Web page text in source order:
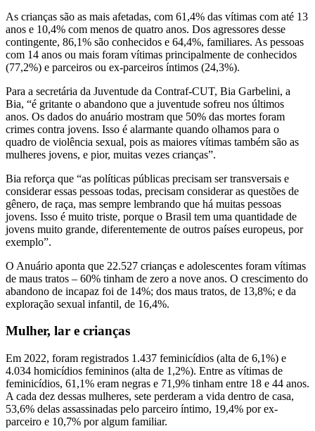
As crianças são as mais afetadas, com 61,4% das vítimas com até 13
anos e 10,4% com menos de quatro anos. Dos agressores desse
contingente, 86,1% são conhecidos e 64,4%, familiares. As pessoas
com 14 anos ou mais foram vítimas principalmente de conhecidos
(77,2%) e parceiros ou ex-parceiros íntimos (24,3%).
Para a secretária da Juventude da Contraf-CUT, Bia Garbelini, a
Bia, “é gritante o abandono que a juventude sofreu nos últimos
anos. Os dados do anuário mostram que 50% das mortes foram
crimes contra jovens. Isso é alarmante quando olhamos para o
quadro de violência sexual, pois as maiores vítimas também são as
mulheres jovens, e pior, muitas vezes crianças”.
Bia reforça que “as políticas públicas precisam ser transversais e
considerar essas pessoas todas, precisam considerar as questões de
gênero, de raça, mas sempre lembrando que há muitas pessoas
jovens. Isso é muito triste, porque o Brasil tem uma quantidade de
jovens muito grande, diferentemente de outros países europeus, por
exemplo”.
O Anuário aponta que 22.527 crianças e adolescentes foram vítimas
de maus tratos – 60% tinham de zero a nove anos. O crescimento do
abandono de incapaz foi de 14%; dos maus tratos, de 13,8%; e da
exploração sexual infantil, de 16,4%.
Mulher, lar e crianças
Em 2022, foram registrados 1.437 feminicídios (alta de 6,1%) e
4.034 homicídios femininos (alta de 1,2%). Entre as vítimas de
feminicídios, 61,1% eram negras e 71,9% tinham entre 18 e 44 anos.
A cada dez dessas mulheres, sete perderam a vida dentro de casa,
53,6% delas assassinadas pelo parceiro íntimo, 19,4% por ex-
parceiro e 10,7% por algum familiar.